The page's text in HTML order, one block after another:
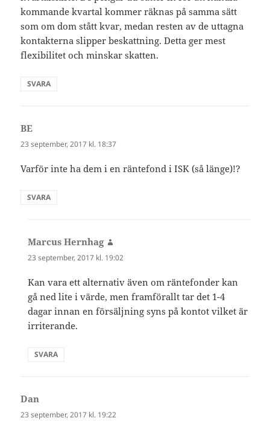
kommande kvartal kommer räknas på samma sätt
som om dom stått kvar, medan resten av de uttagna
kontakterna slipper beskattning. Detta ger mest
flexibilitet och minskar skatten.
SVARA
BE
23 september, 2017 kl. 18:37
Varför inte ha dem i en räntefond i ISK (så länge)!?
SVARA
Marcus Hernhag
23 september, 2017 kl. 19:02
Kan vara ett alternativ även om räntefonder kan
gå ned lite i värde, men framförallt tar det 1-4
dagar innan en försäljning syns på kontot vilket är
irriterande.
SVARA
Dan
23 september, 2017 kl. 19:22